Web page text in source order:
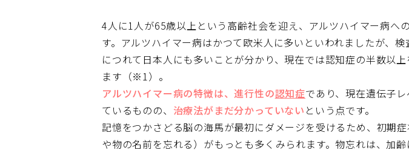
4人に1人が65歳以上という高齢社会を迎え、アルツハイマー病へ
す。アルツハイマー病はかつて欧米人に多いといわれましたが、
につれて日本人にも多いことが分かり、現在では認知症の半数以
ます（※1）。
アルツハイマー病の特徴は、進行性の認知症であり、現在遺伝子
ているものの、 治療法がまだ分かっていない という点です。
記憶をつかさどる脳の海馬が最初にダメージを受けるため、初期
や物の名前を忘れる）がもっとも多くみられます。物忘れは、加